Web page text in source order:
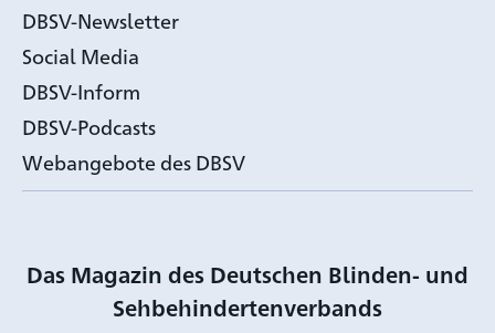
DBSV-Newsletter
Social Media
DBSV-Inform
DBSV-Podcasts
Webangebote des DBSV
Das Magazin des Deutschen Blinden- und
Sehbehindertenverbands